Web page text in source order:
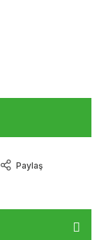
Paylaş